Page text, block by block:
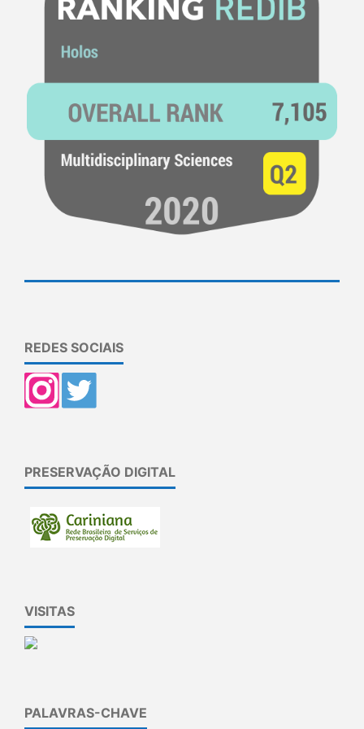
REDES SOCIAIS
PRESERVAÇÃO DIGITAL
VISITAS
PALAVRAS-CHAVE